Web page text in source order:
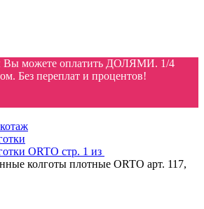
Вы можете оплатить ДОЛЯМИ. 1/4
Без переплат и процентов!
ORTO стр. 1 из
колготы плотные ORTO арт. 117,